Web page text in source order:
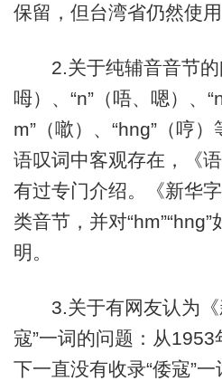
保留，但台湾省仍然使用
2.关于纯辅音音节的
呣）、“n”（唔、嗯）、
m”（噷）、“hnɡ”（哼
语叹词中客观存在，《
有过专门介绍。《新华
类音节，并对
明。
3.关于有网友认为《
寇”一词的问题：从1953
下一直没有收录“倭寇”一